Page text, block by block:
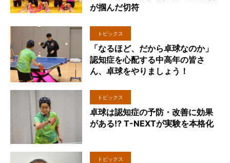
が掴んだ切符
トピックス
「なるほど、だから卓球なのか」
認知症を心配する中高年の皆さ
ん、卓球をやりましょう！
トピックス
卓球は認知症の予防・改善に効果
がある!? T-NEXTが実験を本格化
トピックス